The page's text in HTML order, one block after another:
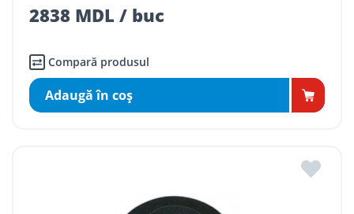
2838 MDL / buc
Compară produsul
Adaugă în coş